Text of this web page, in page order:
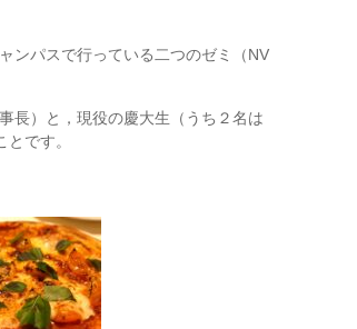
ンパスで行っている二つのゼミ（NV
長）と，現役の慶大生（うち２名は
です。